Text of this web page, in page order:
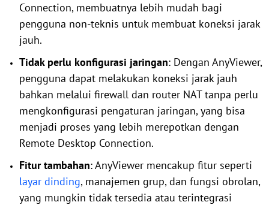
Connection, membuatnya lebih mudah bagi
pengguna non-teknis untuk membuat koneksi jarak
jauh.
Tidak perlu konfigurasi jaringan: Dengan AnyViewer,
pengguna dapat melakukan koneksi jarak jauh
bahkan melalui firewall dan router NAT tanpa perlu
mengkonfigurasi pengaturan jaringan, yang bisa
menjadi proses yang lebih merepotkan dengan
Remote Desktop Connection.
Fitur tambahan: AnyViewer mencakup fitur seperti
layar dinding, manajemen grup, dan fungsi obrolan,
yang mungkin tidak tersedia atau terintegrasi